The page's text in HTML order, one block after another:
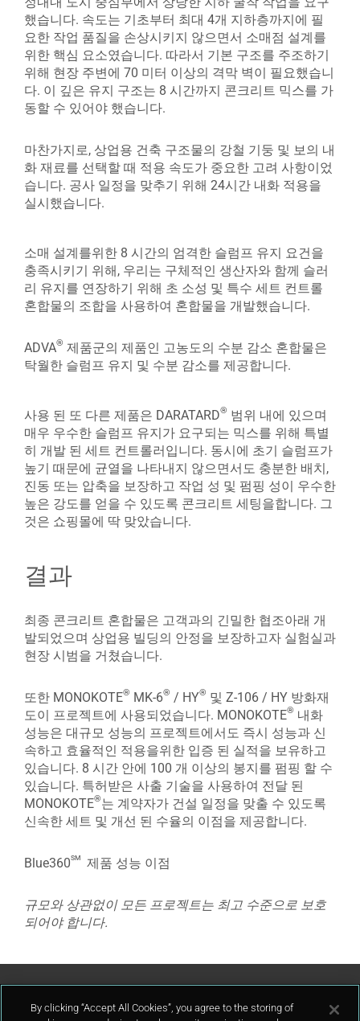
했습니다. 속도는 기초부터 최대 4개 지하층까지에 필
요한 작업 품질을 손상시키지 않으면서 소매점 설계를
위한 핵심 요소였습니다. 따라서 기본 구조를 주조하기
위해 현장 주변에 70 미터 이상의 격막 벽이 필요했습니
다. 이 깊은 유지 구조는 8 시간까지 콘크리트 믹스를 가
동할 수 있어야 했습니다.
마찬가지로, 상업용 건축 구조물의 강철 기둥 및 보의 내
화 재료를 선택할 때 적용 속도가 중요한 고려 사항이었
습니다. 공사 일정을 맞추기 위해 24시간 내화 적용을
실시했습니다.
소매 설계를위한 8 시간의 엄격한 슬럼프 유지 요건을
충족시키기 위해, 우리는 구체적인 생산자와 함께 슬러
리 유지를 연장하기 위해 초 소성 및 특수 세트 컨트롤
혼합물의 조합을 사용하여 혼합물을 개발했습니다.
ADVA® 제품군의 제품인 고농도의 수분 감소 혼합물은
탁월한 슬럼프 유지 및 수분 감소를 제공합니다.
사용 된 또 다른 제품은 DARATARD® 범위 내에 있으며
매우 우수한 슬럼프 유지가 요구되는 믹스를 위해 특별
히 개발 된 세트 컨트롤러입니다. 동시에 초기 슬럼프가
높기 때문에 균열을 나타내지 않으면서도 충분한 배치,
진동 또는 압축을 보장하고 작업 성 및 펌핑 성이 우수한
높은 강도를 얻을 수 있도록 콘크리트 세팅을합니다. 그
것은 쇼핑몰에 딱 맞았습니다.
결과
최종 콘크리트 혼합물은 고객과의 긴밀한 협조아래 개
발되었으며 상업용 빌딩의 안정을 보장하고자 실험실과
현장 시범을 거쳤습니다.
또한 MONOKOTE® MK-6® / HY® 및 Z-106 / HY 방화재
도이 프로젝트에 사용되었습니다. MONOKOTE® 내화
성능은 대규모 성능의 프로젝트에서도 즉시 성능과 신
속하고 효율적인 적용을위한 입증 된 실적을 보유하고
있습니다. 8 시간 안에 100 개 이상의 봉지를 펌핑 할 수
있습니다. 특허받은 사출 기술을 사용하여 전달 된
MONOKOTE®는 계약자가 건설 일정을 맞출 수 있도록
신속한 세트 및 개선 된 수율의 이점을 제공합니다.
Blue360sm 제품 성능 이점
규모와 상관없이 모든 프로젝트는 최고 수준으로 보호
되어야 합니다.
고객지원
By clicking “Accept All Cookies”, you agree to the storing of